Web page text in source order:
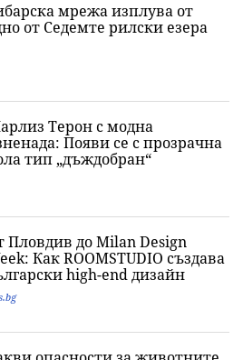
мрежа изплува от
от Седемте рилски езера
Терон с модна
Появи се с прозрачна
тип „дъждобран“
Пловдив до Milan Design
Как ROOMSTUDIO създава
high-end дизайн